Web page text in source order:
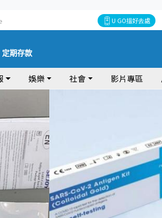
U GO搵好去處
定期存款
娛樂 社會 影片專區